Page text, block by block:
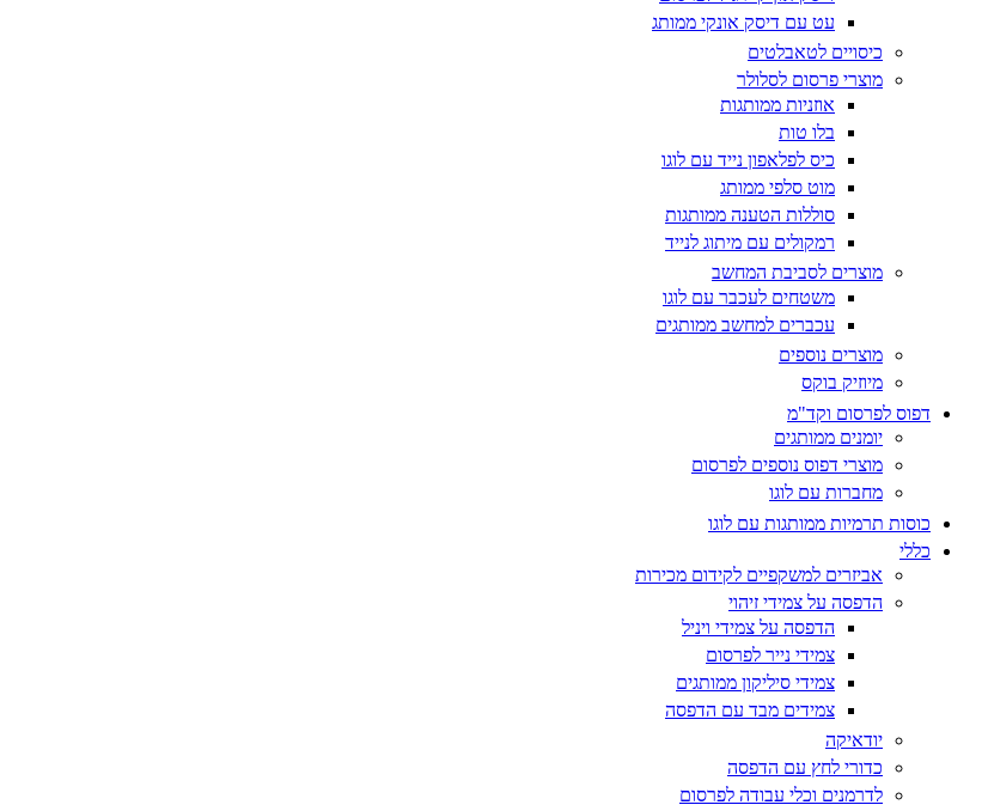
עט עם דיסק אונקי ממותג
כיסויים לטאבלטים
מוצרי פרסום לסלולר
אוזניות ממותגות
בלו טות
כיס לפלאפון נייד עם לוגו
מוט סלפי ממותג
סוללות הטענה ממותגות
רמקולים עם מיתוג לנייד
מוצרים לסביבת המחשב
משטחים לעכבר עם לוגו
עכברים למחשב ממותגים
מוצרים נוספים
מיוזיק בוקס
דפוס לפרסום וקד"מ
יומנים ממותגים
מוצרי דפוס נוספים לפרסום
מחברות עם לוגו
כוסות תרמיות ממותגות עם לוגו
כללי
אביזרים למשקפיים לקידום מכירות
הדפסה על צמידי זיהוי
הדפסה על צמידי ויניל
צמידי נייר לפרסום
צמידי סיליקון ממותגים
צמידים מבד עם הדפסה
יודאיקה
כדורי לחץ עם הדפסה
לדרמנים וכלי עבודה לפרסום